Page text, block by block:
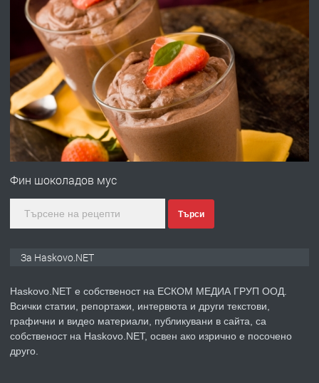
преди 2 дни
ПРЕДЛАГА
ПРОСТОРЕН ТРИСТАЕН
АПАРТАМЕНТ В НОВА СГРАДА КВ.
КУБА
преди 2 дни
ПРЕДЛАГА
Продавам парцел в гр. Хасково кв.
асфалт 0889 537 426
преди 2 дни
ПРЕДЛАГА
№4119 Едностаен обзаведен
Фин шоколадов мус
Търси
За Haskovo.NET
Haskovo.NET е собственост на ЕСКОМ МЕДИА ГРУП ООД.
Всички статии, репортажи, интервюта и други текстови,
графични и видео материали, публикувани в сайта, са
собственост на Haskovo.NET, освен ако изрично е посочено
друго.